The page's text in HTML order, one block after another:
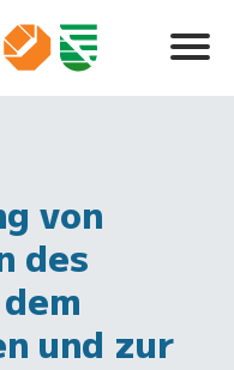
von
des
und zur